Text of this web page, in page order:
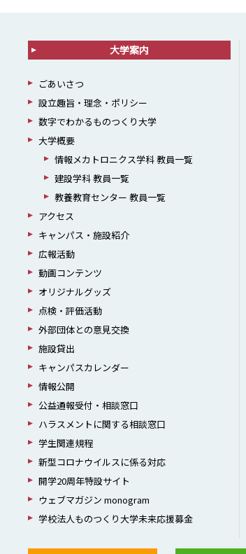
大学案内
ごあいさつ
設立趣旨・理念・ポリシー
数字でわかるものつくり大学
大学概要
情報メカトロニクス学科 教員一覧
建設学科 教員一覧
教養教育センター 教員一覧
アクセス
キャンパス・施設紹介
広報活動
動画コンテンツ
オリジナルグッズ
点検・評価活動
外部団体との意見交換
施設貸出
キャンパスカレンダー
情報公開
公益通報受付・相談窓口
ハラスメントに関する相談窓口
学生関連規程
新型コロナウイルスに係る対応
開学20周年特設サイト
ウェブマガジン monogram
学校法人ものつくり大学未来応援募金